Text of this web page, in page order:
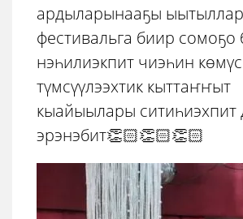
ардыларынааҕы ыытыллар
фестивальга биир сомоҕо
нэһилиэкпит чиэһин
түмсүүлээхтик кыттаҥҥыт
кыайыылары ситиһиэхпит
эрэнэбит👏🏻👏🏻👏🏻